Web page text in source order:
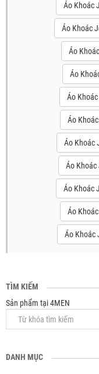
Áo Khoác
Áo Khoác
Áo
Áo
Áo
Áo
Áo Khoác
Áo Khoác
Áo Khoác
Áo
Áo Khoác
TÌM KIẾM
Sản phẩm tại 4MEN
DANH MỤC